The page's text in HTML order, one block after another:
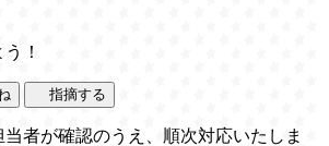
！
指摘する
者が確認のうえ、順次対応いたしま